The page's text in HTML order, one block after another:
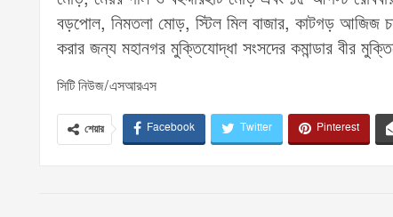
বড়পোল, নিমতলা মোড়, স্টিল মিল বাজার, কাটগড় আজিজ
করার জন্য মহানগর মুক্তিযোদ্ধা সংসদের কমান্ডার বীর
সিটি নিউজ/এসআরএস
শেয়ার Facebook Twitter Pinterest